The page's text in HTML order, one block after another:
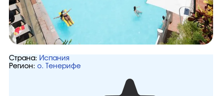
Страна: Испания
Регион: о. Тенерифе